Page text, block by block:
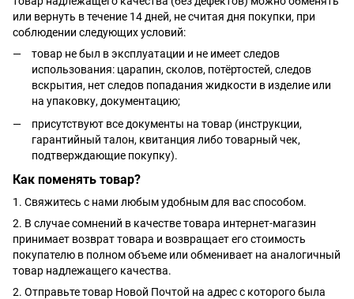
или вернуть в течение 14 дней, не считая дня покупки, при
соблюдении следующих условий:
товар не был в эксплуатации и не имеет следов
использования: царапин, сколов, потёртостей, следов
вскрытия, нет следов попадания жидкости в изделие или
на упаковку, документацию;
присутствуют все документы на товар (инструкции,
гарантийный талон, квитанция либо товарный чек,
подтверждающие покупку).
Как поменять товар?
1. Свяжитесь с нами любым удобным для вас способом.
2. В случае сомнений в качестве товара интернет-магазин
принимает возврат товара и возвращает его стоимость
покупателю в полном объеме или обменивает на аналогичный
товар надлежащего качества.
2. Отправьте товар Новой Почтой на адрес с которого была